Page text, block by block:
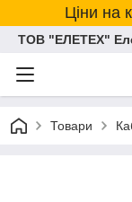
Ціни на
ТОВ "ЕЛЕТЕХ"
Товари